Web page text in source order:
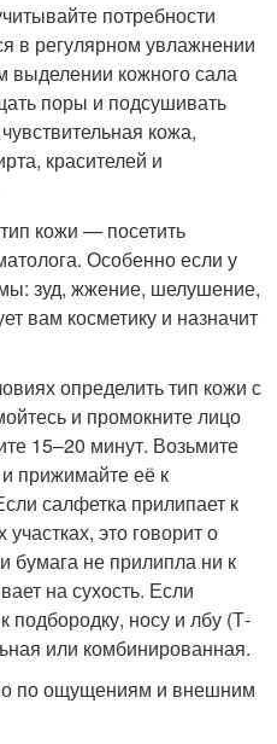
потребности
в регулярном увлажнении
кожного сала
поры и подсушивать
кожа,
красителей и
кожи — посетить
Особенно если у
зуд, жжение, шелушение,
вам косметику и назначит
определить тип кожи с
и промокните лицо
15–20 минут. Возьмите
прижимайте её к
салфетка прилипает к
это говорит о
не прилипла ни к
на сухость. Если
подбородку, носу и лбу (Т-
или комбинированная.
по ощущениям и внешним